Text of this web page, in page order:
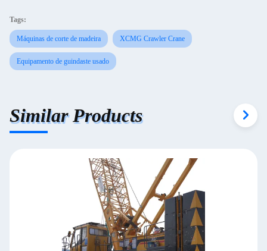
Tags:
Máquinas de corte de madeira XCMG Crawler Crane
Equipamento de guindaste usado
Similar Products